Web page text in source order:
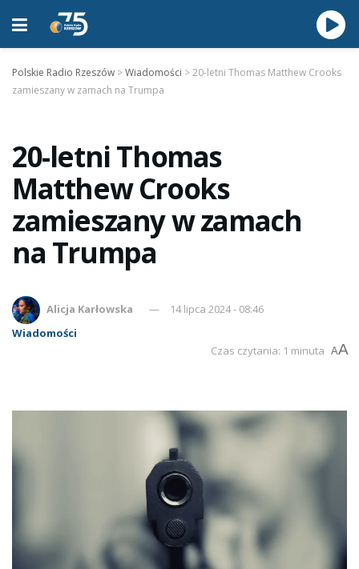
Polskie Radio Rzeszów >Wiadomości >20-letni Thomas Matthew Crooks
zamieszany w zamach na Trumpa
20-letni Thomas
Matthew Crooks
zamieszany w zamach
na Trumpa
Alicja Karłowska
14 lipca 2024 - 08:46
Wiadomości
Czas czytania: 1 minuta AA